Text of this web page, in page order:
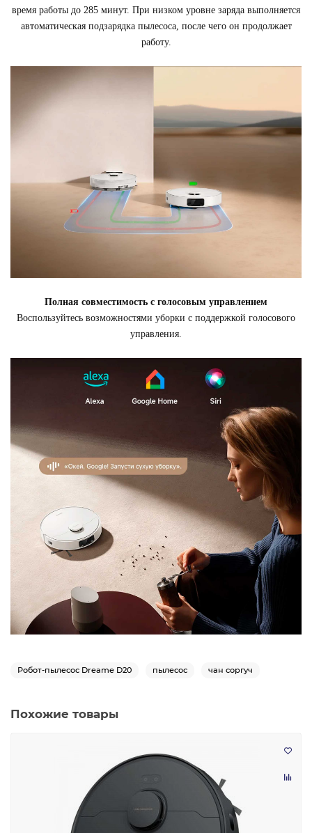
время работы до 285 минут. При низком уровне заряда выполняется
автоматическая подзарядка пылесоса, после чего он продолжает
работу.
Полная совместимость с голосовым управлением
Воспользуйтесь возможностями уборки с поддержкой голосового
управления.
Робот-пылесос Dreame D20 пылесос чан соргуч
Похожие товары